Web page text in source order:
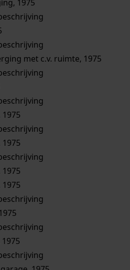
1975
met c.v. ruimte, 1975